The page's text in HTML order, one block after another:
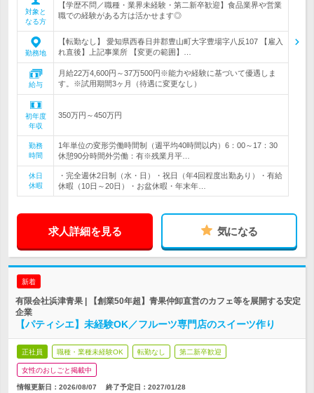
対象と
なる方
【学歴不問／職種・業界未経験・第二新卒歓迎】食品業界や営業
職での経験がある方は活かせます◎
勤務地
【転勤なし】 愛知県西春日井郡豊山町大字豊場字八反107 【雇入
れ直後】上記事業所 【変更の範囲】…
給与
月給22万4,600円～37万500円※能力や経験に基づいて優遇しま
す。※試用期間3ヶ月（待遇に変更なし）
初年度
年収
350万円～450万円
勤務
時間
1年単位の変形労働時間制（週平均40時間以内）6：00～17：30
休憩90分時間外労働：有※残業月平…
休日
休暇
・完全週休2日制（水・日）・祝日（年4回程度出勤あり）・有給
休暇（10日～20日）・お盆休暇・年末年…
求人詳細を見る 気になる
新着
有限会社浜津青果 | 【創業50年超】青果仲卸直営のカフェ等を展開する安定
企業
【パティシエ】未経験OK／フルーツ専門店のスイーツ作り
正社員 職種・業種未経験OK 転勤なし 第二新卒歓迎
女性のおしごと掲載中
情報更新日：2026/08/07 終了予定日： 2027/01/28